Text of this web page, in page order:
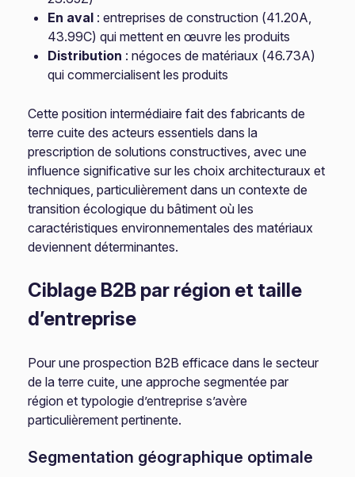
En aval : entreprises de construction (41.20A,
43.99C) qui mettent en œuvre les produits
Distribution : négoces de matériaux (46.73A)
qui commercialisent les produits
Cette position intermédiaire fait des fabricants de
terre cuite des acteurs essentiels dans la
prescription de solutions constructives, avec une
influence significative sur les choix architecturaux et
techniques, particulièrement dans un contexte de
transition écologique du bâtiment où les
caractéristiques environnementales des matériaux
deviennent déterminantes.
Ciblage B2B par région et taille
d’entreprise
Pour une prospection B2B efficace dans le secteur
de la terre cuite, une approche segmentée par
région et typologie d’entreprise s’avère
particulièrement pertinente.
Segmentation géographique optimale